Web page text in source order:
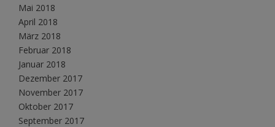
Mai 2018
April 2018
März 2018
Februar 2018
Januar 2018
Dezember 2017
November 2017
Oktober 2017
September 2017